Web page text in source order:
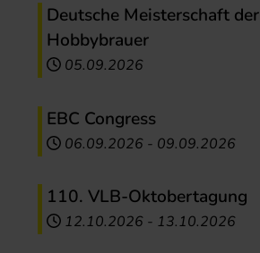
Deutsche Meisterschaft der
Hobbybrauer
05.09.2026
EBC Congress
06.09.2026 - 09.09.2026
110. VLB-Oktobertagung
12.10.2026 - 13.10.2026